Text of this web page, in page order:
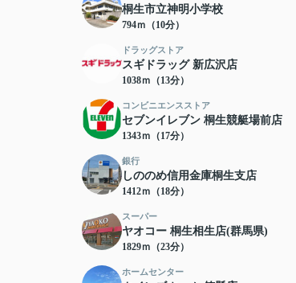
桐生市立神明小学校
794ｍ（10分）
ドラッグストア
スギドラッグ 新広沢店
1038ｍ（13分）
コンビニエンスストア
セブンイレブン 桐生競艇場前店
1343ｍ（17分）
銀行
しののめ信用金庫桐生支店
1412ｍ（18分）
スーパー
ヤオコー 桐生相生店(群馬県)
1829ｍ（23分）
ホームセンター